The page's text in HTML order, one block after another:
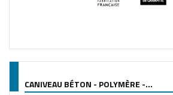
CANIVEAU BÉTON - POLYMÈRE -...